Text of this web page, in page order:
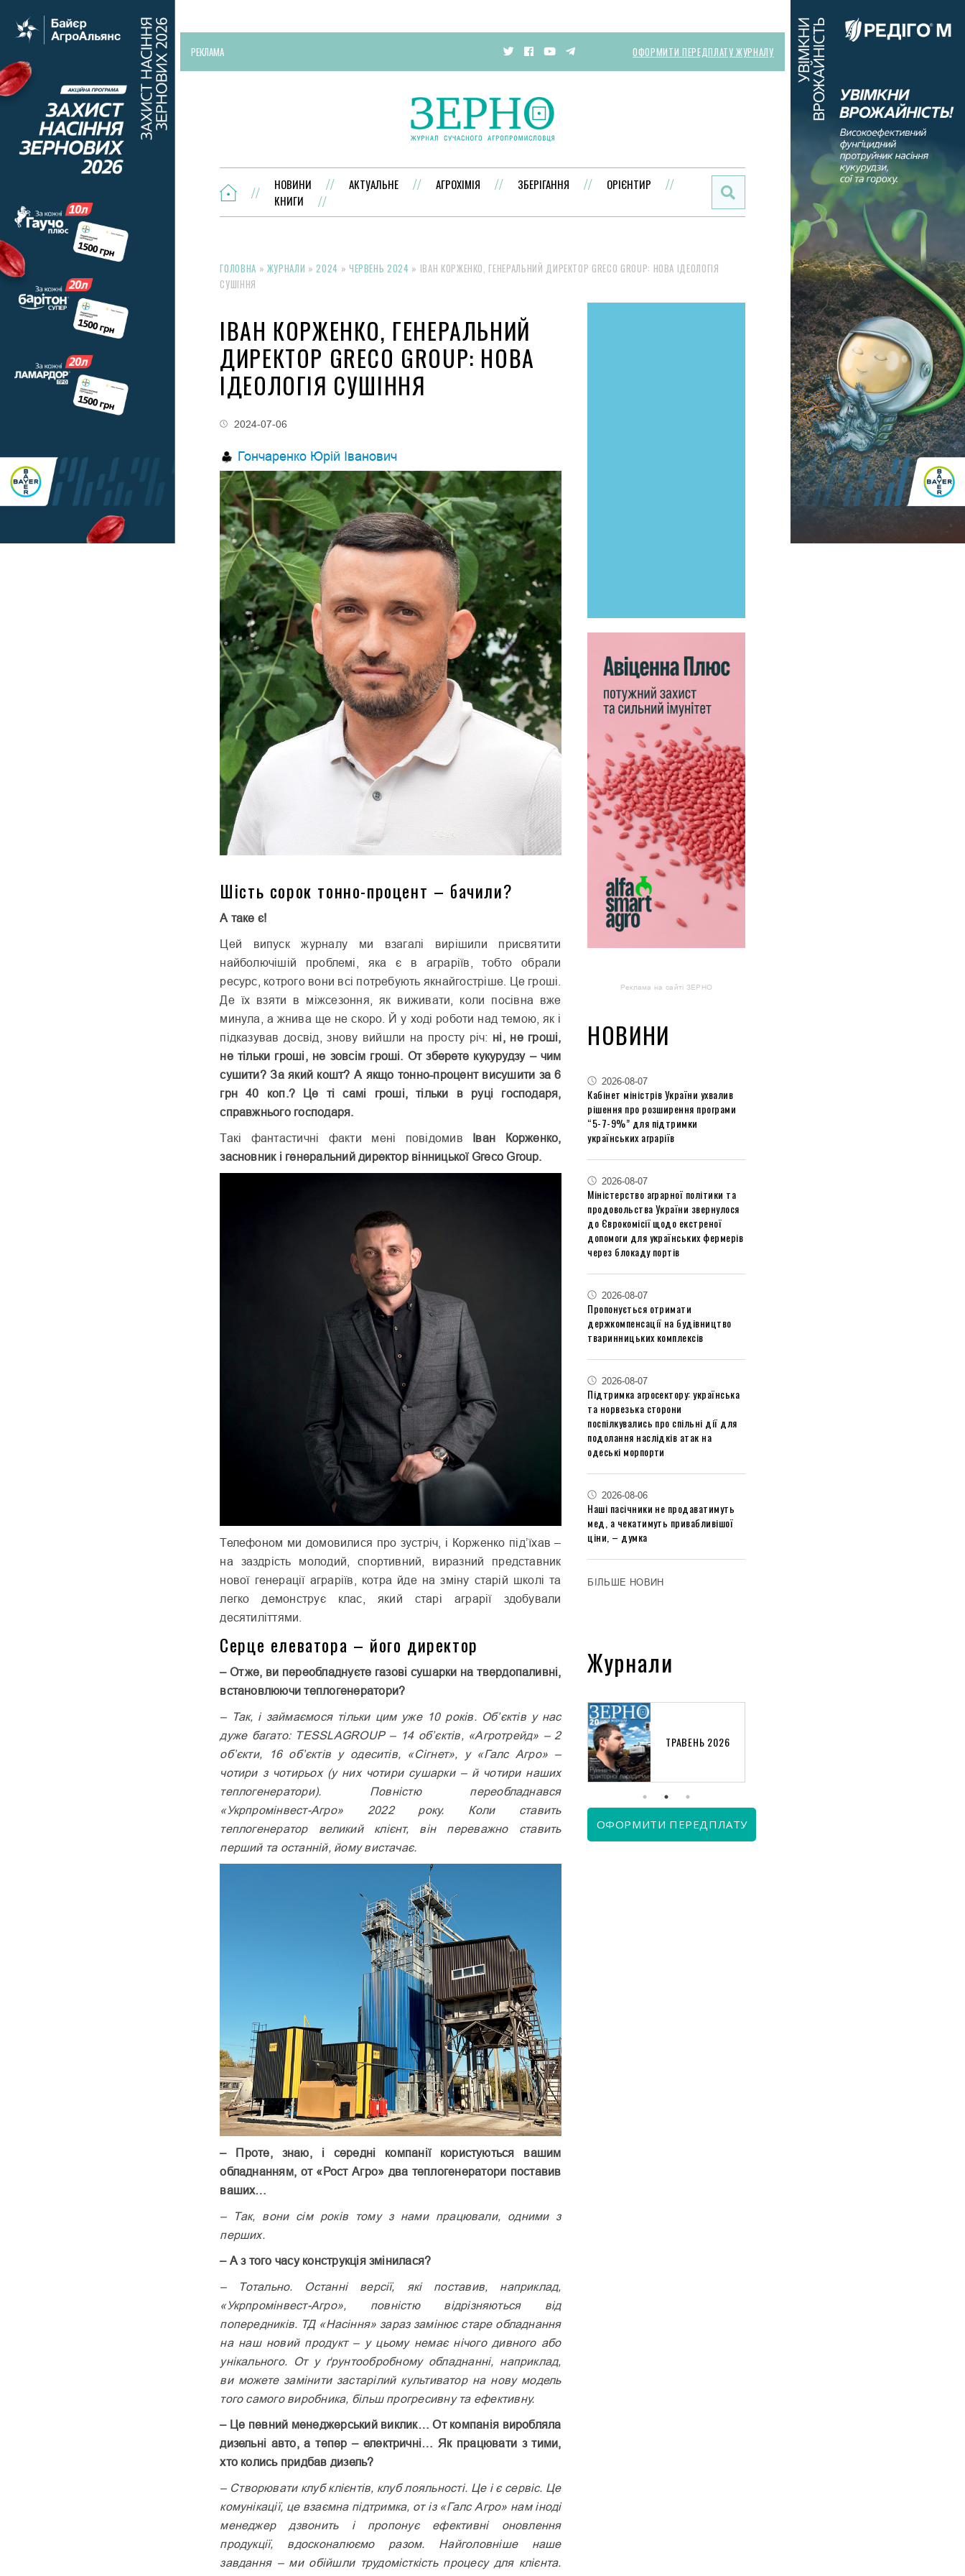
РЕКЛАМА ОФОРМИТИ ПЕРЕДПЛАТУ ЖУРНАЛУ
НОВИНИ АКТУАЛЬНЕ АГРОХІМІЯ ЗБЕРІГАННЯ
ОРІЄНТИР
КНИГИ
ГОЛОВНА » ЖУРНАЛИ »2024 » ЧЕРВЕНЬ 2024 » ІВАН КОРЖЕНКО, ГЕНЕРАЛЬНИЙ ДИРЕКТОР GRECO GROUP: НОВА ІДЕОЛОГІЯ
СУШІННЯ
ІВАН КОРЖЕНКО, ГЕНЕРАЛЬНИЙ
ДИРЕКТОР GRECO GROUP: НОВА
ІДЕОЛОГІЯ СУШІННЯ
2024-07-06
Гончаренко Юрій Іванович
Шість сорок тонно-процент – бачили?
А таке є!
Цей випуск журналу ми взагалі вирішили присвятити
найболючішій проблемі, яка є в аграріїв, тобто обрали
ресурс, котрого вони всі потребують якнайгостріше. Це гроші.
Де їх взяти в міжсезоння, як виживати, коли посівна вже
минула, а жнива ще не скоро. Й у ході роботи над темою, як і
підказував досвід, знову вийшли на просту річ: ні, не гроші,
не тільки гроші, не зовсім гроші. От зберете кукурудзу – чим
сушити? За який кошт? А якщо тонно-процент висушити за 6
грн 40 коп.? Це ті самі гроші, тільки в руці господаря,
справжнього господаря.
Такі фантастичні факти мені повідомив Іван Корженко,
заснов­ник і генеральний директор він­ницької Greco Group.
Телефоном ми домовилися про зустріч, і Корженко під’їхав –
на заздрість молодий, спортивний, виразний представник
нової генерації аграріїв, котра йде на зміну старій школі та
легко демонструє клас, який старі аграрії здобували
десятиліттями.
Серце елеватора – його директор
– Отже, ви переобладнуєте газові сушарки на твердопаливні,
встановлюючи теплогенератори?
– Так, і займаємося тільки цим уже 10 років. Об’єктів у нас
дуже багато: TESSLAGROUP – 14 об’єк­тів, «Агротрейд» – 2
об’єкти, 16 об’єк­тів у одеситів, «Сігнет», у «Галс Агро» –
чотири з чотирьох (у них чотири сушарки – й чотири наших
теплогенератори). Повністю переобладнався
«Укрпромінвест-Агро» 2022 року. Коли ставить
теплогенератор великий клієнт, він переважно ставить
перший та останній, йому вистачає.
– Проте, знаю, і середні компанії користуються вашим
обладнанням, от «Рост Агро» два теплогенератори поставив
ваших…
– Так, вони сім років тому з нами працювали, одними з
перших.
– А з того часу конструкція змінилася?
– Тотально. Останні версії, які поставив, наприклад,
«Укрпромінвест-Агро», повністю відрізняються від
попередників. ТД «Насіння» зараз замінює старе обладнання
на наш новий продукт – у цьому немає нічого дивного або
унікального. От у ґрунтообробному обладнанні, наприклад,
ви можете замінити застарілий культиватор на нову модель
того самого виробника, більш прогресивну та ефективну.
– Це певний менеджерський виклик… От компанія виробляла
дизельні авто, а тепер – елект­ричні… Як працювати з тими,
хто колись придбав дизель?
– Створювати клуб клієнтів, клуб лояльності. Це і є сервіс. Це
комунікації, це взаємна підтримка, от із «Галс Агро» нам іноді
менеджер дзвонить і пропонує ефективні оновлення
продукції, вдосконалюємо разом. Найголовніше наше
завдання – ми обійшли трудомісткість процесу для клієнта.
Реклама на сайті ЗЕРНО
НОВИНИ
2026-08-07
Кабінет міністрів України ухвалив
рішення про розширення програми
“5-7-9%” для підтримки
українських аграріїв
2026-08-07
Міністерство аграрної політики та
продовольства України звернулося
до Єврокомісії щодо екстреної
допомоги для українських фермерів
через блокаду портів
2026-08-07
Пропонується отримати
держкомпенсації на будівництво
тваринницьких комплексів
2026-08-07
Підтримка агросектору: українська
та норвезька сторони
поспілкувались про спільні дії для
подолання наслідків атак на
одеські морпорти
2026-08-06
Наші пасічники не продаватимуть
мед, а чекатимуть привабливішої
ціни, – думка
БІЛЬШЕ НОВИН
Журнали
КВІТЕНЬ 2026 ЧЕРВЕНЬ 2026 ТРАВЕНЬ 2026
ОФОРМИТИ ПЕРЕДПЛАТУ